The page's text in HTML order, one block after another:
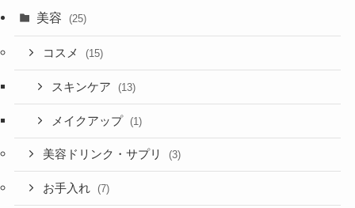
美容 (25)
コスメ (15)
スキンケア (13)
メイクアップ (1)
美容ドリンク・サプリ (3)
お手入れ (7)